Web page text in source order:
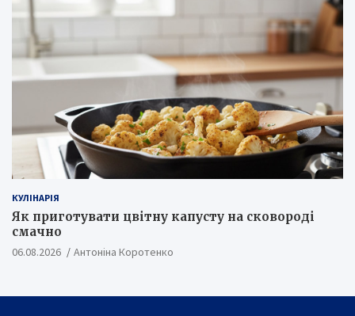
КУЛІНАРІЯ
Як приготувати цвітну капусту на сковороді
смачно
06.08.2026 Антоніна Коротенко